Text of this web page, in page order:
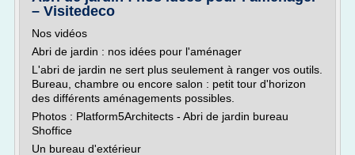
– Visitedeco
Nos vidéos
Abri de jardin : nos idées pour l'aménager
L'abri de jardin ne sert plus seulement à ranger vos outils.
Bureau, chambre ou encore salon : petit tour d'horizon
des différents aménagements possibles.
Photos : Platform5Architects - Abri de jardin bureau
Shoffice
Un bureau d'extérieur